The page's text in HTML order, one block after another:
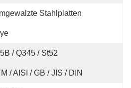
Stahlplatten
/ Q345 / St52
/ AISI / GB / JIS / DIN